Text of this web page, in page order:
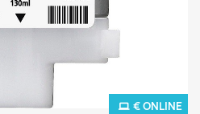
€ ONLINE